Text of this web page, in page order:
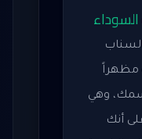
مظهراً
وهي
أنك